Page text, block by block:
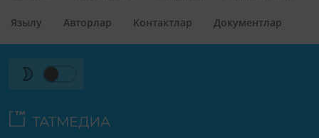
Язылу Авторлар Контактлар Документлар